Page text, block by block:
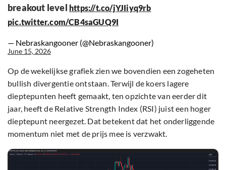
breakout level https://t.co/jYJIiyq9rb
pic.twitter.com/CB4saGUQ9I
— Nebraskangooner (@Nebraskangooner)
June 15, 2026
Op de wekelijkse grafiek zien we bovendien een zogeheten
bullish divergentie ontstaan. Terwijl de koers lagere
dieptepunten heeft gemaakt, ten opzichte van eerder dit
jaar, heeft de Relative Strength Index (RSI) juist een hoger
dieptepunt neergezet. Dat betekent dat het onderliggende
momentum niet met de prijs mee is verzwakt.